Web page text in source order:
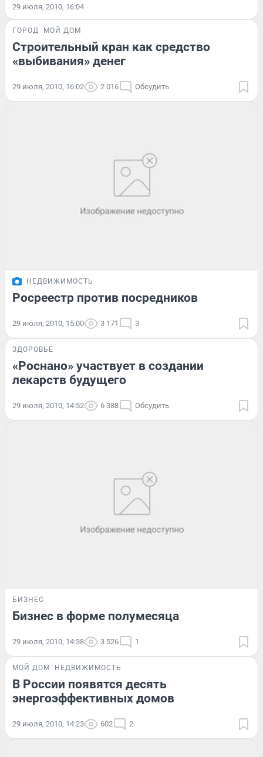
29 июля, 2010, 16:04
ГОРОД МОЙ ДОМ
Строительный кран как средство
«выбивания» денег
29 июля, 2010, 16:02 2 016 Обсудить
НЕДВИЖИМОСТЬ
Росреестр против посредников
29 июля, 2010, 15:00 3 171 3
ЗДОРОВЬЕ
«Роснано» участвует в создании
лекарств будущего
29 июля, 2010, 14:52 6 388 Обсудить
БИЗНЕС
Бизнес в форме полумесяца
29 июля, 2010, 14:38 3 526 1
МОЙ ДОМ НЕДВИЖИМОСТЬ
В России появятся десять
энергоэффективных домов
29 июля, 2010, 14:23 602 2